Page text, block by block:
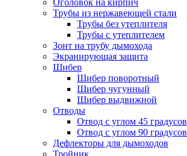
Оголовок на кирпич
Трубы из нержавеющей стали
Трубы без утеплителя
Трубы с утеплителем
Зонт на трубу дымохода
Экранирующая защита
Шибер
Шибер поворотный
Шибер чугунный
Шибер выдвижной
Отводы
Отвод с углом 45 градусов
Отвод с углом 90 градусов
Дефлекторы для дымоходов
Тройник